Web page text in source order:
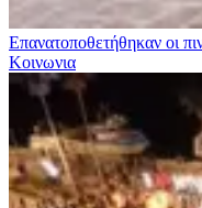
Επανατοποθετήθηκαν οι
Κοινωνια